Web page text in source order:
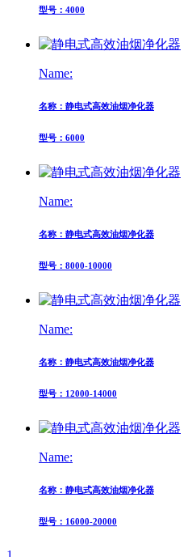
型号：4000
Name:
名称：静电式高效油烟净化器
型号：6000
Name:
名称：静电式高效油烟净化器
型号：8000-10000
Name:
名称：静电式高效油烟净化器
型号：12000-14000
Name:
名称：静电式高效油烟净化器
型号：16000-20000